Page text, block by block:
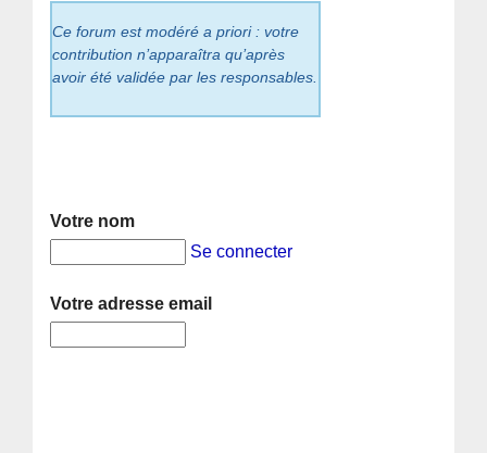
Ce forum est modéré a priori : votre
contribution n’apparaîtra qu’après
avoir été validée par les responsables.
Votre nom
Se connecter
Votre adresse email